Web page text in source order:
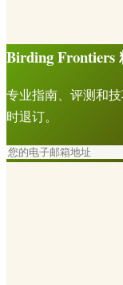
Birding Frontiers
专业指南、评测和
时退订。